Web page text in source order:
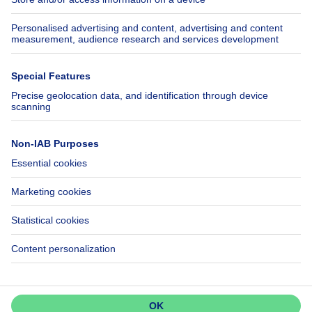
Axel Springer Group
SeLoger.com
Immowelt.de
Insurances
Help
FAQ
Accessibility
Contact us
Follow Us
Immoweb SA © 2026 - All rights reserved
Terms of use Cookie settings Privacy Ranking rules
3044 -
d2b95f88ad4c2e3527743d6bd81664b3a2df8b8e -